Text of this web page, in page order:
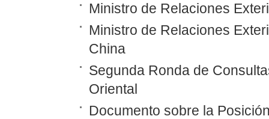
Ministro de Relaciones
Ministro de Relaciones
China
Segunda Ronda de
Oriental
Documento sobre la